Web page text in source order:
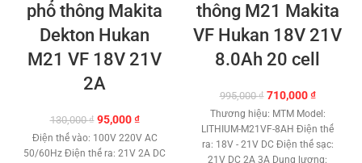
phổ thông Makita
Dekton Hukan
M21 VF 18V 21V
2A
130,000₫ Giá
gốc
là:
95,000₫Giá
hiện
tại
Điện thế vào: 100V 220V AC
50/60Hz Điện thế ra: 21V 2A DC
thông M21 Makita
VF Hukan 18V 21V
8.0Ah 20 cell
995,000₫ Giá
gốc
là:
995,000 ₫.
710,000₫Giá
hiện
tại
710,000
Thương hiệu: MTM Model:
LITHIUM-M21VF-8AH Điện thế
ra: 18V - 21V DC Điện thế sạc:
21V DC 2A 3A Dung lượng: